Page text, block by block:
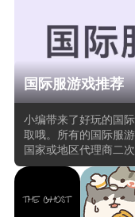
国际服游戏推荐
小编带来了好玩的国
取哦。所有的国际服
国家或地区代理商二
设在海外或全球加速
的玩家共用同一套客
打开任何一款国际服
面，以及默认显示英